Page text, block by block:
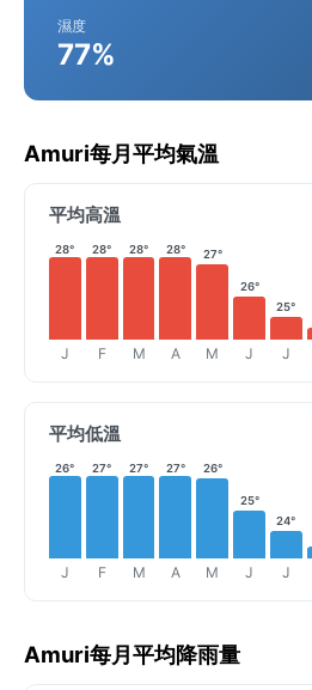
濕度
77%
Amuri每月平均氣溫
平均高溫
28°
J
28°
F
28°
M
28°
A
27°
M
26°
J
25°
J
平均低溫
26°
J
27°
F
27°
M
27°
A
26°
M
25°
J
24°
J
Amuri每月平均降雨量